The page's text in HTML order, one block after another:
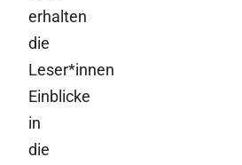
erhalten
die
Leser*innen
Einblicke
in
die